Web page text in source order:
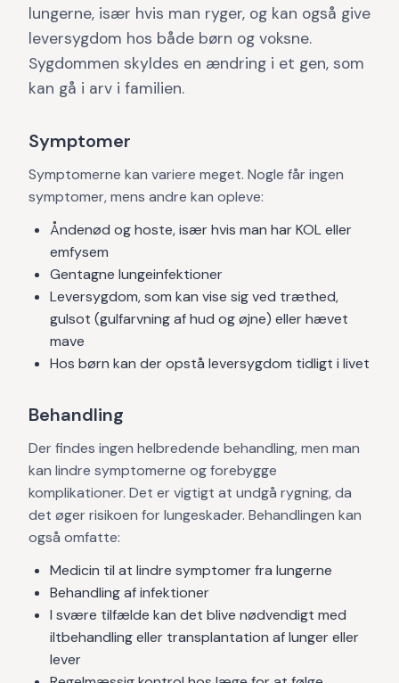
lungerne, især hvis man ryger, og kan også give
leversygdom hos både børn og voksne.
Sygdommen skyldes en ændring i et gen, som
kan gå i arv i familien.
Symptomer
Symptomerne kan variere meget. Nogle får ingen
symptomer, mens andre kan opleve:
Åndenød og hoste, især hvis man har KOL eller
emfysem
Gentagne lungeinfektioner
Leversygdom, som kan vise sig ved træthed,
gulsot (gulfarvning af hud og øjne) eller hævet
mave
Hos børn kan der opstå leversygdom tidligt i livet
Behandling
Der findes ingen helbredende behandling, men man
kan lindre symptomerne og forebygge
komplikationer. Det er vigtigt at undgå rygning, da
det øger risikoen for lungeskader. Behandlingen kan
også omfatte:
Medicin til at lindre symptomer fra lungerne
Behandling af infektioner
I svære tilfælde kan det blive nødvendigt med
iltbehandling eller transplantation af lunger eller
lever